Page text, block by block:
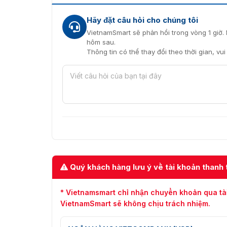
Hiện nay, trên thị trường đang có rất nhiều
kích thước, chủng loại và thương hiệu. Thế
phẩm hàng giả, hàng nhái, hàng kém chất
chỉ uy tín để mua sắmkhóa tủ đồ công nghệ
với VietnamSmart bạn sẽ được trải
nghệ hiện đại mang lại. Sự hài lòng của
liên hệ với chúng tôi để có những tư vấn hữu
Hãy đặt câu hỏi cho chúng tôi
VietnamSmart sẽ phản hồi trong vòng 1
hôm sau.
Thông tin có thể thay đổi theo thời gian,
Quý khách hàng lưu ý về tài khoản thanh
* Vietnamsmart chỉ nhận chuyển khoản qua
VietnamSmart sẽ không chịu trách nhiệm.